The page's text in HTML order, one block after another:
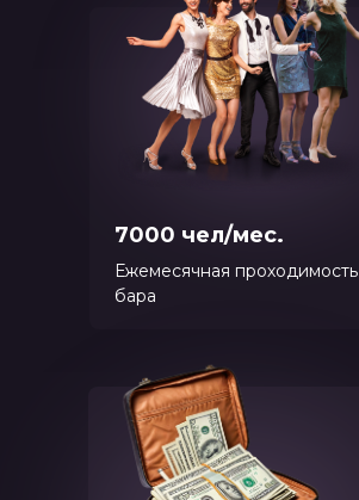
7000 чел/мес.
Ежемесячная проходимость
бара